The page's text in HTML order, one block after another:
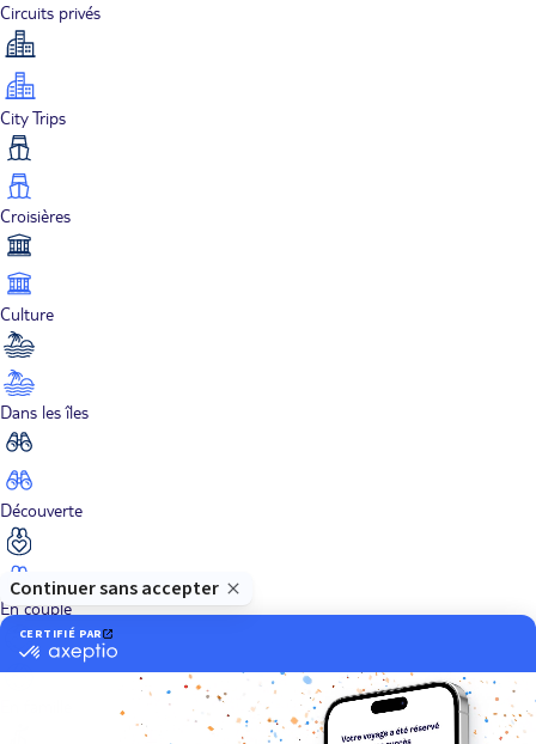
Circuits privés
City Trips
Croisières
Culture
Dans les îles
Découverte
En couple